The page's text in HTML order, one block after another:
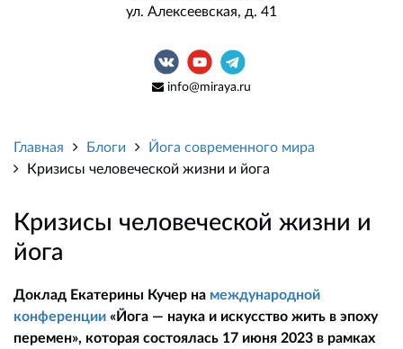
ул. Алексеевская, д. 41
info@miraya.ru
Главная Блоги
Йога современного мира
Кризисы человеческой жизни и йога
Кризисы человеческой жизни и
йога
Доклад Екатерины Кучер на международной
конференции «Йога — наука и искусство жить в эпоху
перемен», которая состоялась 17 июня 2023 в рамках